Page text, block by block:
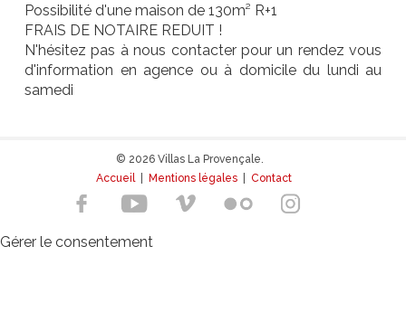
Possibilité d'une maison de 130m² R+1
FRAIS DE NOTAIRE REDUIT !
N'hésitez pas à nous contacter pour un rendez vous
d'information en agence ou à domicile du lundi au
samedi
© 2026 Villas La Provençale.
Accueil| Mentions légales Contact
Gérer le consentement